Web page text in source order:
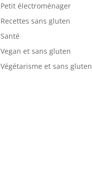
Petit électroménager
Recettes sans gluten
Santé
Vegan et sans gluten
Végétarisme et sans gluten